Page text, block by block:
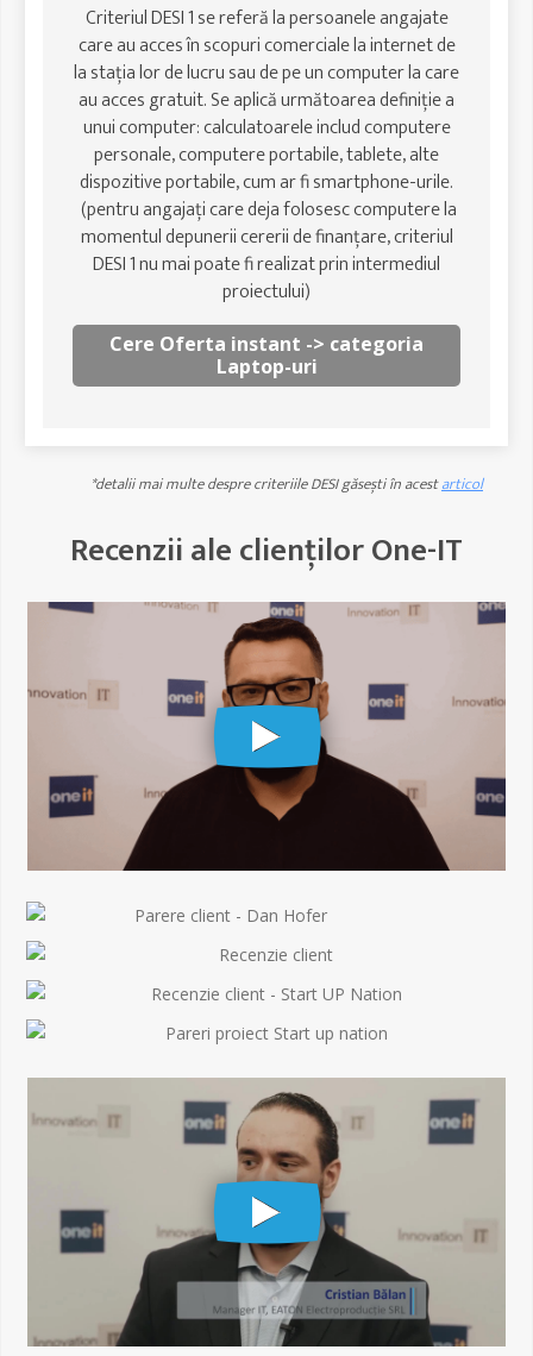
Criteriul DESI 1 se referă la persoanele angajate
care au acces în scopuri comerciale la internet de
la stația lor de lucru sau de pe un computer la care
au acces gratuit. Se aplică următoarea definiție a
unui computer: calculatoarele includ computere
personale, computere portabile, tablete, alte
dispozitive portabile, cum ar fi smartphone-urile.
(pentru angajați care deja folosesc computere la
momentul depunerii cererii de finanțare, criteriul
DESI 1 nu mai poate fi realizat prin intermediul
proiectului)
Cere Oferta instant -> categoria
Laptop-uri
*detalii mai multe despre criteriile DESI găsești în acestarticol
Recenzii ale clienților One-IT